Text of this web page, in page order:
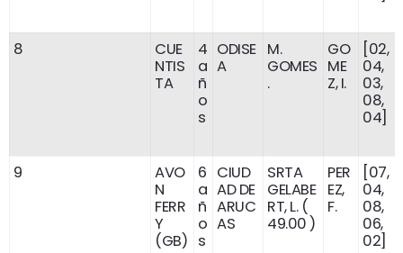
8
CUE
NTIS
TA
4
a
ñ
o
s
ODISE
A
M.
GOMES
.
GO
ME
Z, I.
[02,
04,
03,
08,
04]
9
AVO
N
FERR
Y
(GB)
6
a
ñ
o
s
CIUD
AD DE
ARUC
AS
SRTA
GELABE
RT, L. (
49.00 )
PER
EZ,
F.
[07,
04,
08,
06,
02]